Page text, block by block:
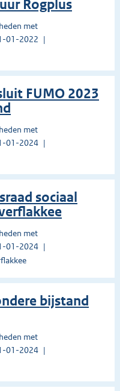
Rogplus
met
01-2022
FUMO 2023
met
01-2024
sociaal
met
01-2024
bijstand
met
01-2024